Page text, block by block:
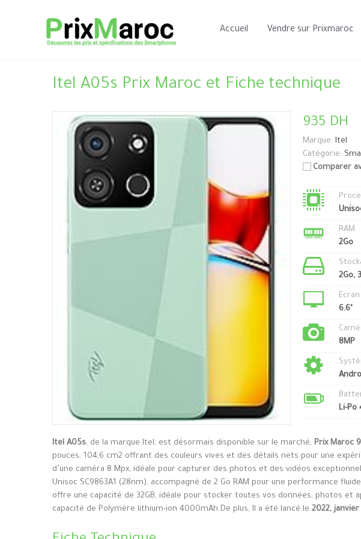
Accueil Vendre sur Prixmaroc
Itel A05s Prix Maroc et Fiche technique
935 DH
Marque: Itel
Catégorie:
Comparer
RAM
2Go
2Go,
Ecran
6.6"
8MP
Li-Po
Itel A05s, de la marque Itel, est désormais disponible sur le marché, Prix Maroc
pouces, 104,6 cm2 offrant des couleurs vives et des détails nets pour une
d’une caméra 8 Mpx, idéale pour capturer des photos et des vidéos
Unisoc SC9863A1 (28nm), accompagné de 2 Go RAM pour une performance
offre une capacité de 32GB, idéale pour stocker toutes vos données, photos et
capacité de Polymère lithium-ion 4000mAh De plus, Il a été lancé le 2022,